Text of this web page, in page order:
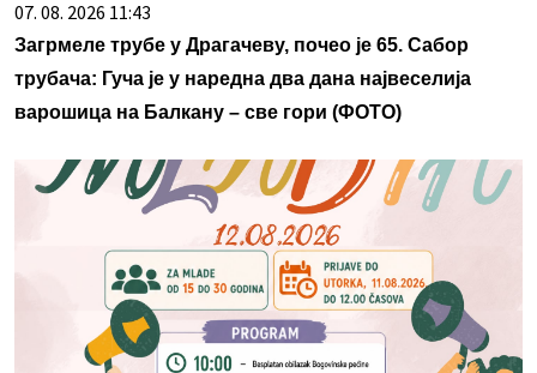
07. 08. 2026 11:43
Загрмеле трубе у Драгачеву, почео је 65. Сабор
трубача: Гуча је у наредна два дана највеселија
варошица на Балкану – све гори (ФОТО)